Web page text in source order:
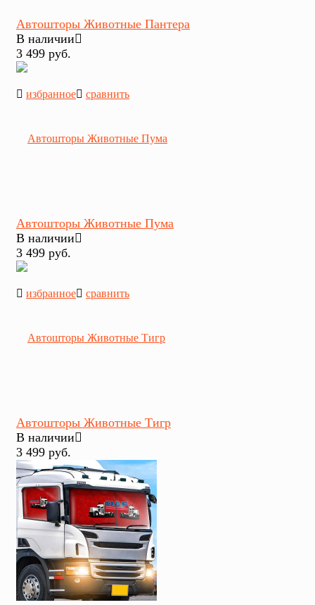
избранное сравнить
Автошторы Животные Пантера
В наличии
3 499 руб.
избранное сравнить
Автошторы Животные Пума
В наличии
3 499 руб.
избранное сравнить
Автошторы Животные Тигр
В наличии
3 499 руб.